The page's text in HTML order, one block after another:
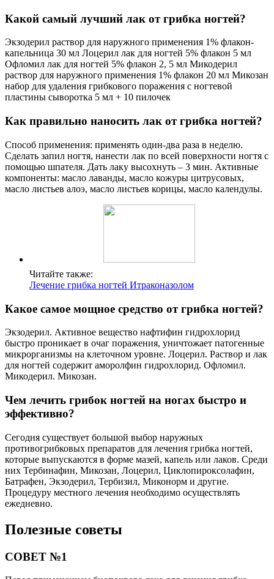
Какой самый лучший лак от грибка ногтей?
Экзодерил раствор для наружного применения 1% флакон-
капельница 30 мл Лоцерил лак для ногтей 5% флакон 5 мл
Офломил лак для ногтей 5% флакон 2, 5 мл Микодерил
раствор для наружного применения 1% флакон 20 мл Микозан
набор для удаления грибкового поражения с ногтевой
пластины сыворотка 5 мл + 10 пилочек
Как правильно наносить лак от грибка ногтей?
Способ применения: применять один-два раза в неделю.
Сделать запил ногтя, нанести лак по всей поверхности ногтя с
помощью шпателя. Дать лаку высохнуть – 3 мин. Активные
компоненты: масло лаванды, масло кожуры цитрусовых,
масло листьев алоэ, масло листьев корицы, масло календулы.
Читайте также:
Лечение грибка ногтей Итраконазолом
Какое самое мощное средство от грибка ногтей?
Экзодерил. Активное вещество нафтифин гидрохлорид
быстро проникает в очаг поражения, уничтожает патогенные
микрорганизмы на клеточном уровне. Лоцерил. Раствор и лак
для ногтей содержит аморолфин гидрохлорид. Офломил.
Микодерил. Микозан.
Чем лечить грибок ногтей на ногах быстро и
эффективно?
Сегодня существует большой выбор наружных
противогрибковых препаратов для лечения грибка ногтей,
которые выпускаются в форме мазей, капель или лаков. Среди
них Тербинафин, Микозан, Лоцерил, Циклопироксолафин,
Батрафен, Экзодерил, Тербизил, Миконорм и другие.
Процедуру местного лечения необходимо осуществлять
ежедневно.
Полезные советы
СОВЕТ №1